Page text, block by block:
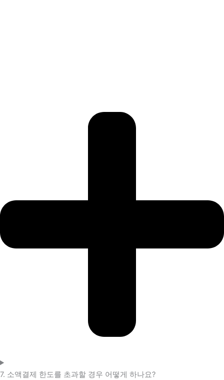
7. 소액결제 한도를 초과할 경우 어떻게 하나요?